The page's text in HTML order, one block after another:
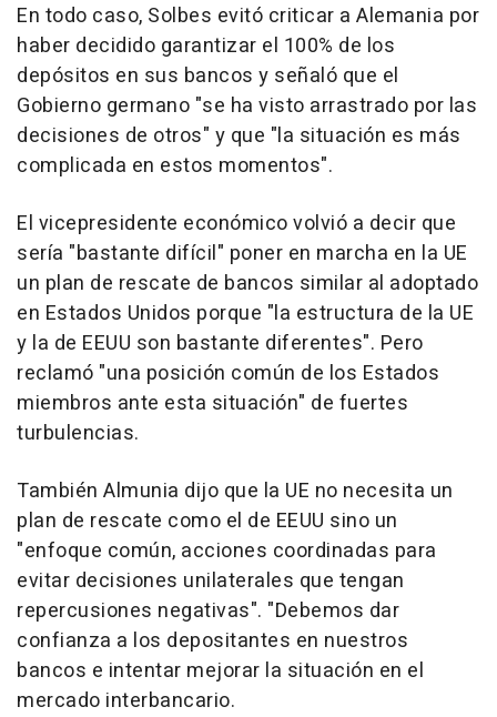
En todo caso, Solbes evitó criticar a Alemania por
haber decidido garantizar el 100% de los
depósitos en sus bancos y señaló que el
Gobierno germano "se ha visto arrastrado por las
decisiones de otros" y que "la situación es más
complicada en estos momentos".
El vicepresidente económico volvió a decir que
sería "bastante difícil" poner en marcha en la UE
un plan de rescate de bancos similar al adoptado
en Estados Unidos porque "la estructura de la UE
y la de EEUU son bastante diferentes". Pero
reclamó "una posición común de los Estados
miembros ante esta situación" de fuertes
turbulencias.
También Almunia dijo que la UE no necesita un
plan de rescate como el de EEUU sino un
"enfoque común, acciones coordinadas para
evitar decisiones unilaterales que tengan
repercusiones negativas". "Debemos dar
confianza a los depositantes en nuestros
bancos e intentar mejorar la situación en el
mercado interbancario.